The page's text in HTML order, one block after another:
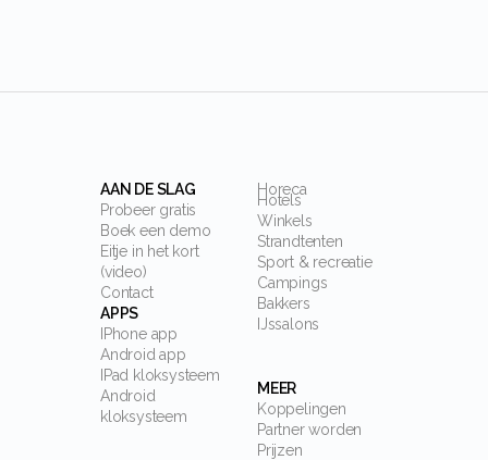
AAN DE SLAG
Probeer gratis
Boek een demo
Eitje in het kort
(video)
Contact
APPS
IPhone app
Android app
IPad kloksysteem
Android
kloksysteem
Horeca
Hotels
Winkels
Strandtenten
Sport & recreatie
Campings
Bakkers
IJssalons
MEER
Koppelingen
Partner worden
Prijzen